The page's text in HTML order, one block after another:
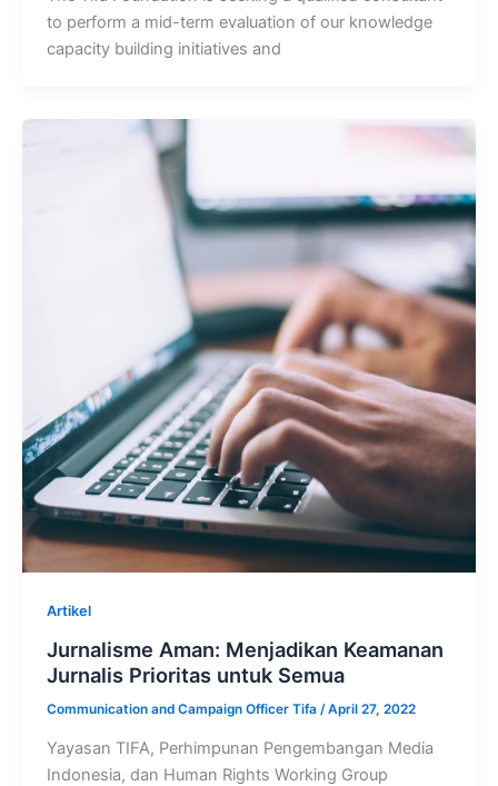
to perform a mid-term evaluation of our knowledge
capacity building initiatives and
Artikel
Jurnalisme Aman: Menjadikan Keamanan
Jurnalis Prioritas untuk Semua
Communication and Campaign Officer Tifa /April 27, 2022
Yayasan TIFA, Perhimpunan Pengembangan Media
Indonesia, dan Human Rights Working Group